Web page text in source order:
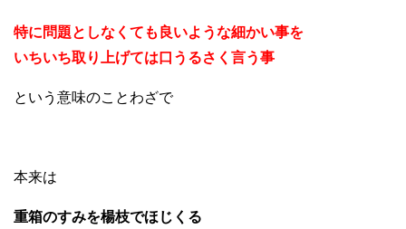
特に問題としなくても良いような細かい事を
いちいち取り上げては口うるさく言う事
という意味のことわざで
本来は
重箱のすみを楊枝でほじくる